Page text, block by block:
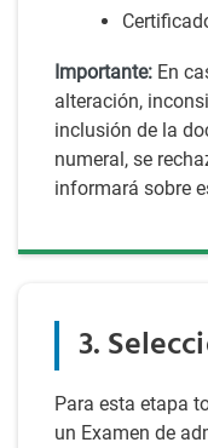
Importante: En
alteración,
inclusión de la
numeral, se
informará sobre
3.
Para esta etapa
un Examen de